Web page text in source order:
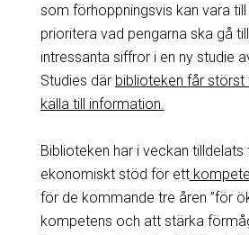
som förhoppningsvis kan vara
prioritera vad pengarna ska gå
intressanta siffror i en ny studie
Studies där biblioteken får
källa till information.
Biblioteken har i veckan
ekonomiskt stöd för ett
för de kommande tre åren ”för
kompetens och att stärka